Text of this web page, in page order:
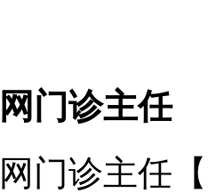
门诊主任
门诊主任